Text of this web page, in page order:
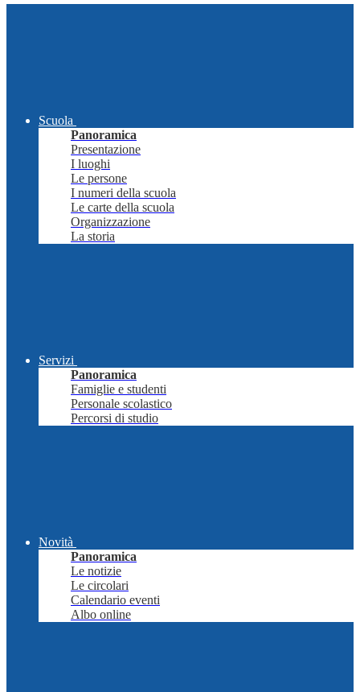
Scuola
Panoramica
Presentazione
I luoghi
Le persone
I numeri della scuola
Le carte della scuola
Organizzazione
La storia
Servizi
Panoramica
Famiglie e studenti
Personale scolastico
Percorsi di studio
Novità
Panoramica
Le notizie
Le circolari
Calendario eventi
Albo online